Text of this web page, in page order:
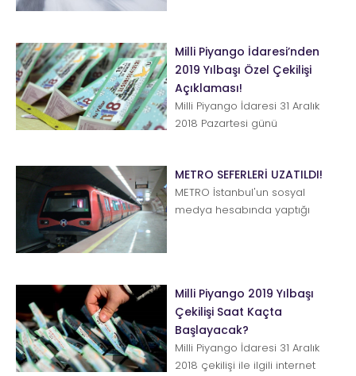
Milli Piyango İdaresi’nden
2019 Yılbaşı Özel Çekilişi
Açıklaması!
Milli Piyango İdaresi 31 Aralık
2018 Pazartesi günü
METRO SEFERLERİ UZATILDI!
METRO İstanbul'un sosyal
medya hesabında yaptığı
Milli Piyango 2019 Yılbaşı
Çekilişi Saat Kaçta
Başlayacak?
Milli Piyango İdaresi 31 Aralık
2018 çekilişi ile ilgili internet